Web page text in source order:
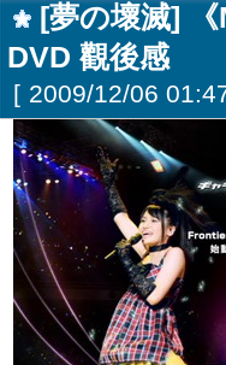
[夢の壞滅]
DVD 觀後感
[ 2009/12/06